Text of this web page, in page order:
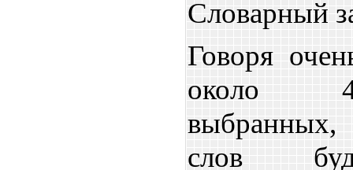
Словарный
Говоря
около
выбранных,
слов